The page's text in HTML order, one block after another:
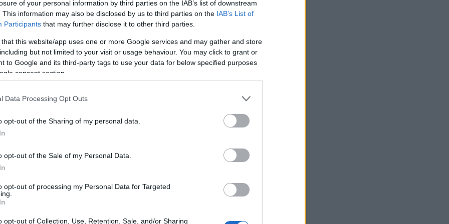
of your personal information by third parties on the IAB’s list of downstream
This information may also be disclosed by us to third parties on the IAB’s List of
Participants that may further disclose it to other third parties.
that this website/app uses one or more Google services and may gather and store
but not limited to your visit or usage behaviour. You may click to grant or
to Google and its third-party tags to use your data for below specified purposes
consent section.
Data Processing Opt Outs
opt-out of the Sharing of my personal data.
opt-out of the Sale of my Personal Data.
opt-out of processing my Personal Data for Targeted
opt-out of Collection, Use, Retention, Sale, and/or Sharing
την ημερομηνία έναρξης
Το ποσό ενίσχυσης κάθε νέας
και καταβάλλεται σε τρεις
έναρξη δραστηριότητας
λήξη του α’ εξάμηνου
λήξη του β’ εξάμηνου
στο Ορμούζ
20:33 Υεμένη: Επίθεση των Χούθι σε
κυβερνητικές δυνάμεις - Τουλάχιστον
58 νεκροί
20:20 Fars: Το Ιράν εξετάζει νομοσχέδιο για
ΗΠΑ και Ισραήλ από το Ορμούζ
Επένδυση 6,3 δισ. δολαρίων από ΗΑΕ
για data center τεχνητής νοημοσύνης
Οπλισμένα τουρκικά F-16
πραγματοποίησαν 10 παραβάσεις και
Ο Ζελένσκι θα επισκεφθεί τη Σερβία
για πρώτη φορά από την έναρξη του